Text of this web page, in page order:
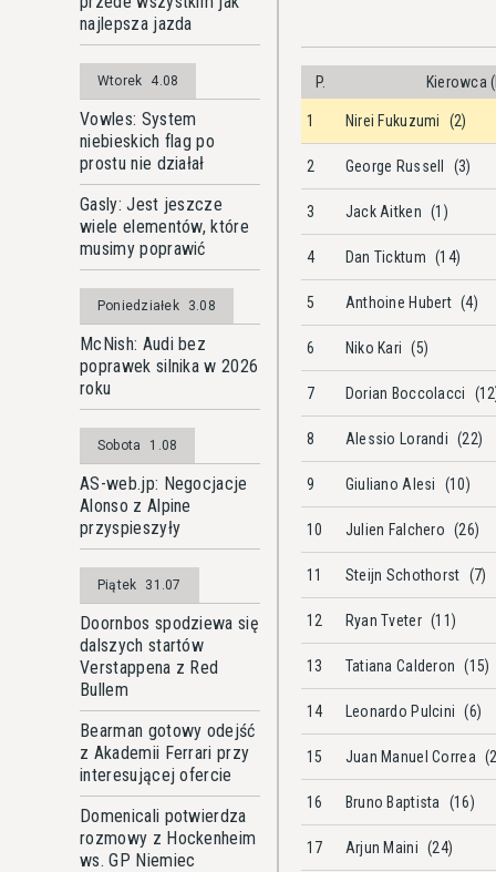
najlepsza jazda
Wtorek 4.08
Vowles: System
niebieskich flag po
prostu nie działał
Gasly: Jest jeszcze
wiele elementów, które
musimy poprawić
Poniedziałek 3.08
McNish: Audi bez
poprawek silnika w 2026
roku
Sobota 1.08
AS-web.jp: Negocjacje
Alonso z Alpine
przyspieszyły
Piątek 31.07
Doornbos spodziewa się
dalszych startów
Verstappena z Red
Bullem
Bearman gotowy odejść
z Akademii Ferrari przy
interesującej ofercie
Domenicali potwierdza
rozmowy z Hockenheim
ws. GP Niemiec
P. Kierowca
1 Nirei Fukuzumi (2)
2 George Russell (3)
3 Jack Aitken (1)
4 Dan Ticktum (14)
5 Anthoine Hubert (4)
6 Niko Kari (5)
7 Dorian Boccolacci
8 Alessio Lorandi (22)
9 Giuliano Alesi (10)
10 Julien Falchero (26)
11 Steijn Schothorst (7)
12 Ryan Tveter (11)
13 Tatiana Calderon (15)
14 Leonardo Pulcini (6)
15 Juan Manuel Correa
16 Bruno Baptista (16)
17 Arjun Maini (24)